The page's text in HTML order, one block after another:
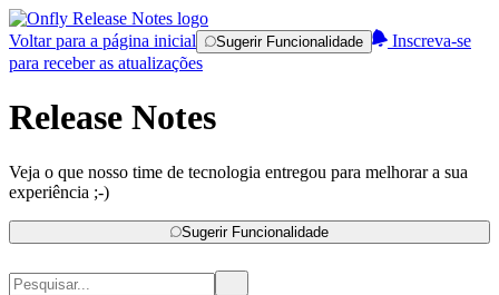
Voltar para a página inicial Sugerir Funcionalidade
Inscreva-se
para receber as atualizações
Release Notes
Veja o que nosso time de tecnologia entregou para melhorar a sua
experiência ;-)
Sugerir Funcionalidade